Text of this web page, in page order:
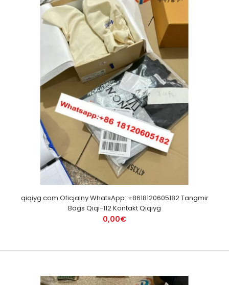
qiqiyg.com Oficjalny WhatsApp: +8618120605182 Tangmir
Bags Qiqi-112 Kontakt Qiqiyg
0,00€